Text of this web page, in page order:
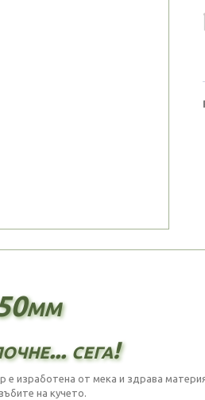
сега!
изработена от мека и здрава
на кучето.